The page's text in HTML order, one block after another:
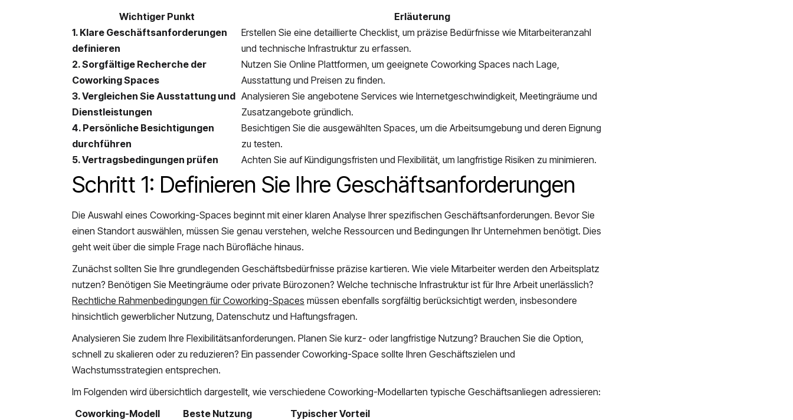
Wichtiger Punkt
Erläuterung
1. Klare Geschäftsanforderungen
definieren
Erstellen Sie eine detaillierte Checklist, um präzise Bedürfnisse wie Mitarbeiteranzahl
und technische Infrastruktur zu erfassen.
2. Sorgfältige Recherche der
Coworking Spaces
Nutzen Sie Online Plattformen, um geeignete Coworking Spaces nach Lage,
Ausstattung und Preisen zu finden.
3. Vergleichen Sie Ausstattung und
Dienstleistungen
Analysieren Sie angebotene Services wie Internetgeschwindigkeit, Meetingräume und
Zusatzangebote gründlich.
4. Persönliche Besichtigungen
durchführen
Besichtigen Sie die ausgewählten Spaces, um die Arbeitsumgebung und deren Eignung
zu testen.
5. Vertragsbedingungen prüfen
Achten Sie auf Kündigungsfristen und Flexibilität, um langfristige Risiken zu minimieren.
Schritt 1: Definieren Sie Ihre Geschäftsanforderungen
Die Auswahl eines Coworking-Spaces beginnt mit einer klaren Analyse Ihrer spezifischen Geschäftsanforderungen. Bevor Sie
einen Standort auswählen, müssen Sie genau verstehen, welche Ressourcen und Bedingungen Ihr Unternehmen benötigt. Dies
geht weit über die simple Frage nach Bürofläche hinaus.
Zunächst sollten Sie Ihre grundlegenden Geschäftsbedürfnisse präzise kartieren. Wie viele Mitarbeiter werden den Arbeitsplatz
nutzen? Benötigen Sie Meetingräume oder private Bürozonen? Welche technische Infrastruktur ist für Ihre Arbeit unerlässlich?
Rechtliche Rahmenbedingungen für Coworking-Spaces müssen ebenfalls sorgfältig berücksichtigt werden, insbesondere
hinsichtlich gewerblicher Nutzung, Datenschutz und Haftungsfragen.
Analysieren Sie zudem Ihre Flexibilitätsanforderungen. Planen Sie kurz- oder langfristige Nutzung? Brauchen Sie die Option,
schnell zu skalieren oder zu reduzieren? Ein passender Coworking-Space sollte Ihren Geschäftszielen und
Wachstumsstrategien entsprechen.
Im Folgenden wird übersichtlich dargestellt, wie verschiedene Coworking-Modellarten typische Geschäftsanliegen adressieren:
Coworking-Modell
Beste Nutzung
Typischer Vorteil